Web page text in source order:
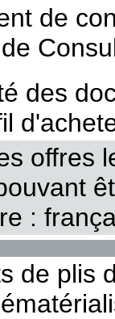
de
des
offres
:
de plis